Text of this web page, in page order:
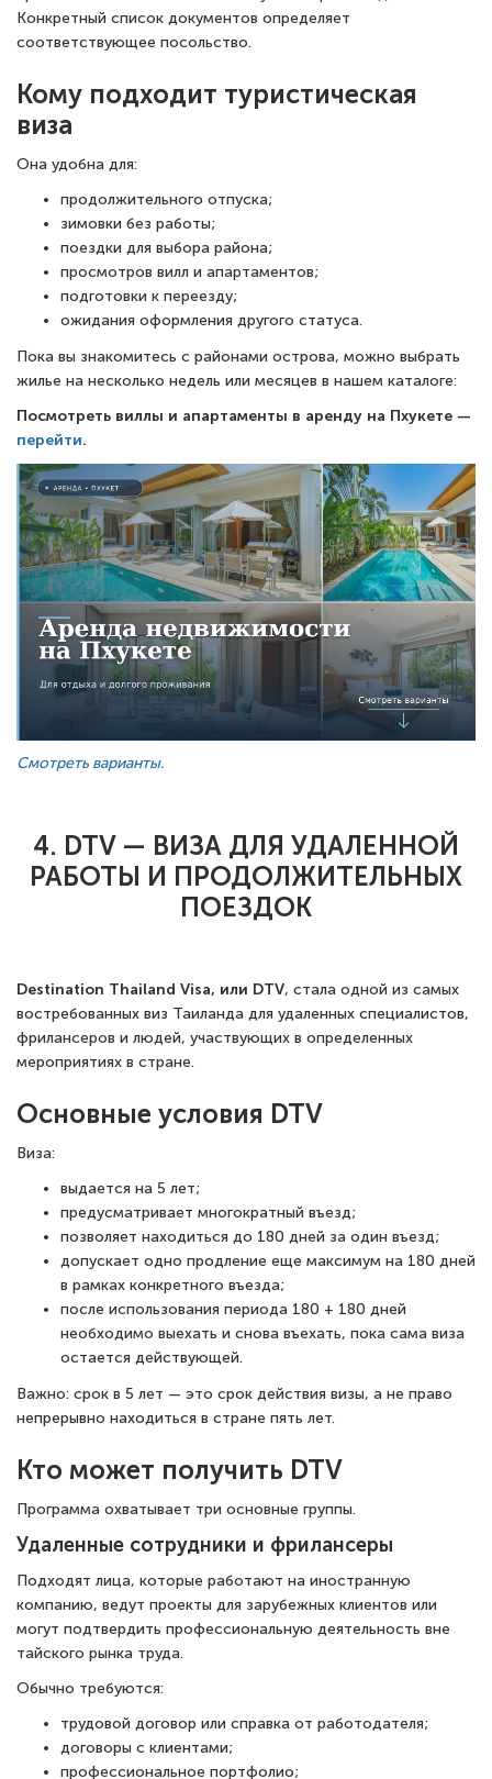
Конкретный список документов определяет
соответствующее посольство.
Кому подходит туристическая
виза
Она удобна для:
продолжительного отпуска;
зимовки без работы;
поездки для выбора района;
просмотров вилл и апартаментов;
подготовки к переезду;
ожидания оформления другого статуса.
Пока вы знакомитесь с районами острова, можно выбрать
жилье на несколько недель или месяцев в нашем каталоге:
Посмотреть виллы и апартаменты в аренду на Пхукете —
перейти.
Смотреть варианты.
4. DTV — ВИЗА ДЛЯ УДАЛЕННОЙ
РАБОТЫ И ПРОДОЛЖИТЕЛЬНЫХ
ПОЕЗДОК
Destination Thailand Visa, или DTV, стала одной из самых
востребованных виз Таиланда для удаленных специалистов,
фрилансеров и людей, участвующих в определенных
мероприятиях в стране.
Основные условия DTV
Виза:
выдается на 5 лет;
предусматривает многократный въезд;
позволяет находиться до 180 дней за один въезд;
допускает одно продление еще максимум на 180 дней
в рамках конкретного въезда;
после использования периода 180 + 180 дней
необходимо выехать и снова въехать, пока сама виза
остается действующей.
Важно: срок в 5 лет — это срок действия визы, а не право
непрерывно находиться в стране пять лет.
Кто может получить DTV
Программа охватывает три основные группы.
Удаленные сотрудники и фрилансеры
Подходят лица, которые работают на иностранную
компанию, ведут проекты для зарубежных клиентов или
могут подтвердить профессиональную деятельность вне
тайского рынка труда.
Обычно требуются:
трудовой договор или справка от работодателя;
договоры с клиентами;
профессиональное портфолио;